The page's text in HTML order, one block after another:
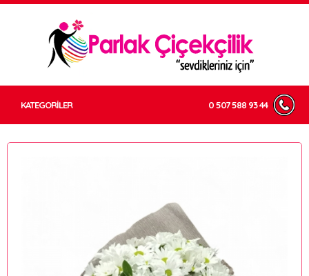
KATEGORİLER 0 507 588 93 44